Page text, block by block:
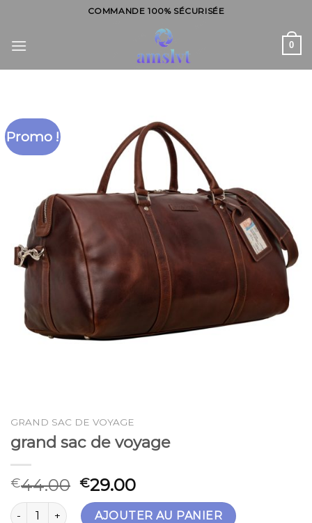
content
COMMANDE 100% SÉCURISÉE
0
Promo !
GRAND SAC DE VOYAGE
grand sac de voyage
€44.00 €29.00
quantité de grand sac de voyage
AJOUTER AU PANIER